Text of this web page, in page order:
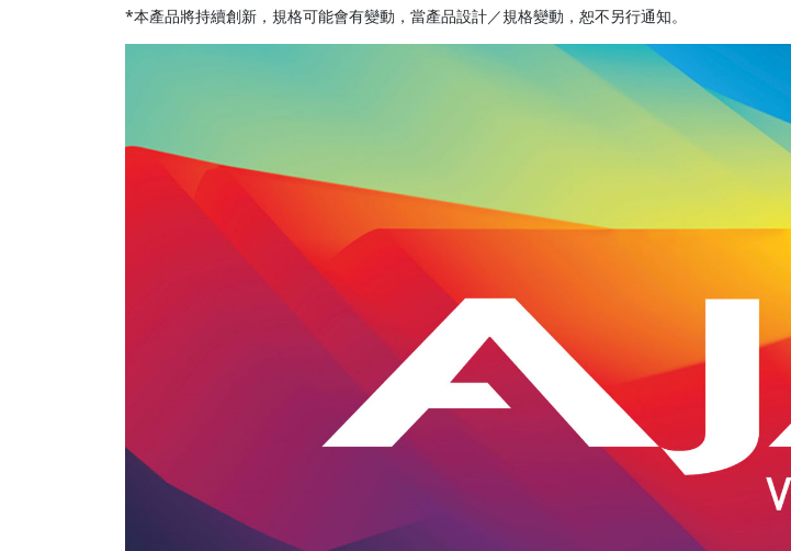
*本產品將持續創新，規格可能會有變動，當產品設計／規格變動，恕不另行通知。